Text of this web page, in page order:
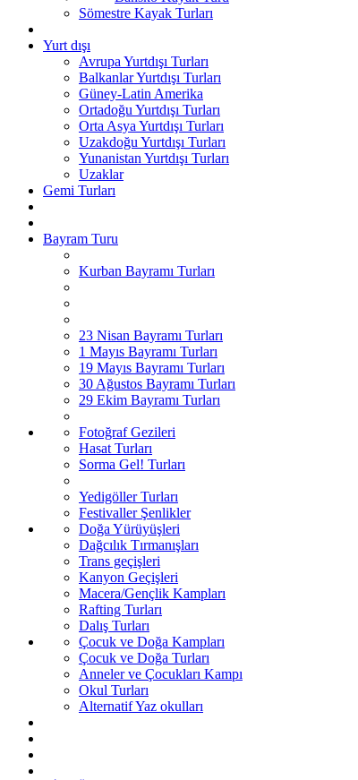
Sömestre Kayak Turları
Yurt dışı
Avrupa Yurtdışı Turları
Balkanlar Yurtdışı Turları
Güney-Latin Amerika
Ortadoğu Yurtdışı Turları
Orta Asya Yurtdışı Turları
Uzakdoğu Yurtdışı Turları
Yunanistan Yurtdışı Turları
Uzaklar
Gemi Turları
Bayram Turu
Kurban Bayramı Turları
23 Nisan Bayramı Turları
1 Mayıs Bayramı Turları
19 Mayıs Bayramı Turları
30 Ağustos Bayramı Turları
29 Ekim Bayramı Turları
Fotoğraf Gezileri
Hasat Turları
Sorma Gel! Turları
Yedigöller Turları
Festivaller Şenlikler
Doğa Yürüyüşleri
Dağcılık Tırmanışları
Trans geçişleri
Kanyon Geçişleri
Macera/Gençlik Kampları
Rafting Turları
Dalış Turları
Çocuk ve Doğa Kampları
Çocuk ve Doğa Turları
Anneler ve Çocukları Kampı
Okul Turları
Alternatif Yaz okulları